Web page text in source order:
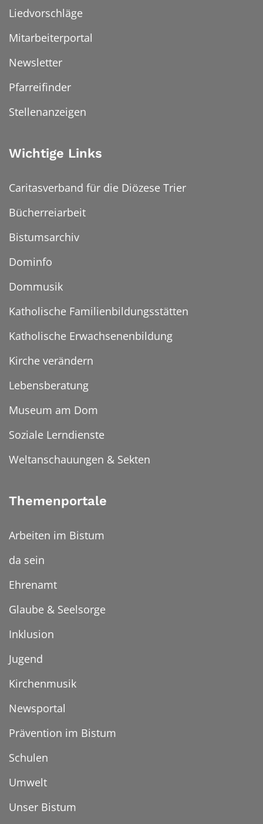
Liedvorschläge
Mitarbeiterportal
Newsletter
Pfarreifinder
Stellenanzeigen
Wichtige Links
Caritasverband für die Diözese Trier
Bücherreiarbeit
Bistumsarchiv
Dominfo
Dommusik
Katholische Familienbildungsstätten
Katholische Erwachsenenbildung
Kirche verändern
Lebensberatung
Museum am Dom
Soziale Lerndienste
Weltanschauungen & Sekten
Themenportale
Arbeiten im Bistum
da sein
Ehrenamt
Glaube & Seelsorge
Inklusion
Jugend
Kirchenmusik
Newsportal
Prävention im Bistum
Schulen
Umwelt
Unser Bistum